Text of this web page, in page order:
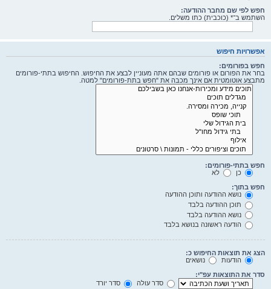
חפש לפי שם מחבר ההודעה:
השתמש ב־* (כוכבית) כתו משלים.
אפשרויות חיפוש
חפש בפורומים:
בחר את הפורום או פורומים שבהם אתה מעוניין לבצע את החיפוש. החיפוש בתתי-פורומים
מתבצע אוטומטית אם אינך מכבה את "חפש בתת-פורומים" למטה.
חפש בתתי-פורומים:
כן
לא
חפש בתוך:
נושא ההודעה ותוכן ההודעה
תוכן ההודעה בלבד
נושא ההודעה בלבד
הודעה ראשונה בנושא בלבד
הצג את תוצאות החיפוש כ:
הודעות
נושאים
סדר את התוצאות עפ"י:
סדר עולה
סדר יורד